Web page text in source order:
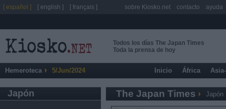
Todos los días The Japan Times
Toda la prensa de hoy
Hemeroteca 5/Jun/2024 Inicio África
Japón The Japan Times Japón
[ español ] [ english ] [ français ] sobre Kiosko.net contacto ayuda